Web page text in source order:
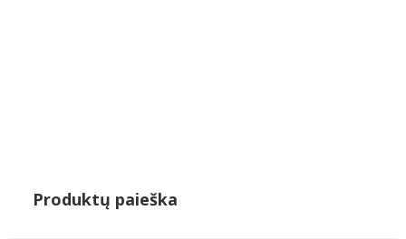
Produktų paieška